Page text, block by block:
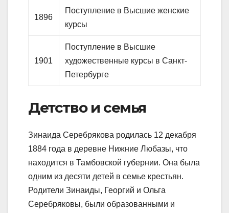
1896
Поступление в Высшие женские
курсы
1901
Поступление в Высшие
художественные курсы в Санкт-
Петербурге
Детство и семья
Зинаида Серебрякова родилась 12 декабря
1884 года в деревне Нижние Любазы, что
находится в Тамбовской губернии. Она была
одним из десяти детей в семье крестьян.
Родители Зинаиды, Георгий и Ольга
Серебряковы, были образованными и